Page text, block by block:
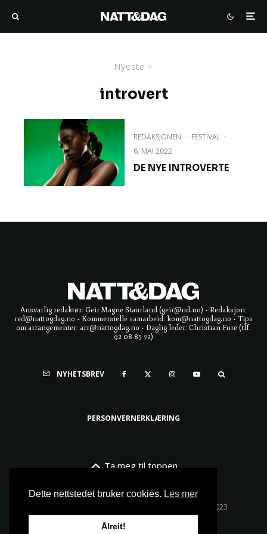
Nyeste
introvert
REDAKSJONEN · FESTIVAL ·
6. MAI 2022
DE NYE INTROVERTE
Ansvarlig redaktør: Geir Magne Staurland (geir@nd.no) • Redaksjon:
red@nattogdag.no • Kommersielle samarbeid: kom@nattogdag.no • Tips
om arrangementer: arr@nattogdag.no • Daglig leder: Christian Fure (tlf.
92 08 85 72)
NYHETSBREV
PERSONVERNERKLÆRING
Ta meg til toppen
Alle rettigheter reservert • Copyright © Natt & Dag 2023
Dette nettstedet bruker cookies. Les mer
Ålreit!